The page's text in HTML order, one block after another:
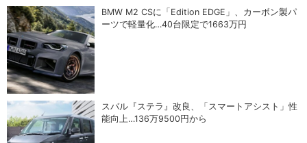
BMW M2 CSに「Edition EDGE」、カーボン製パ
ーツで軽量化…40台限定で1663万円
スバル『ステラ』改良、「スマートアシスト」性
能向上…136万9500円から